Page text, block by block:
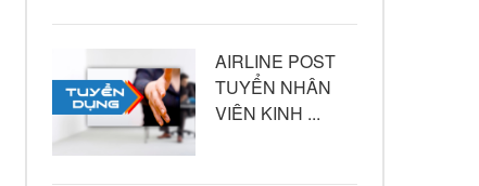
AIRLINE POST
TUYỂN NHÂN
VIÊN KINH ...